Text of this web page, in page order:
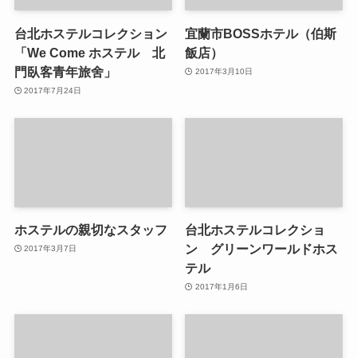
台北ホステルコレクション
「We Come ホステル 北
門臥客青年旅舍」
2017年7月24日
宜蘭市BOSSホテル（伯斯
飯店）
2017年3月10日
ホステルの親切なスタッフ
2017年3月7日
台北ホステルコレクショ
ン グリーンワールドホス
テル
2017年1月6日